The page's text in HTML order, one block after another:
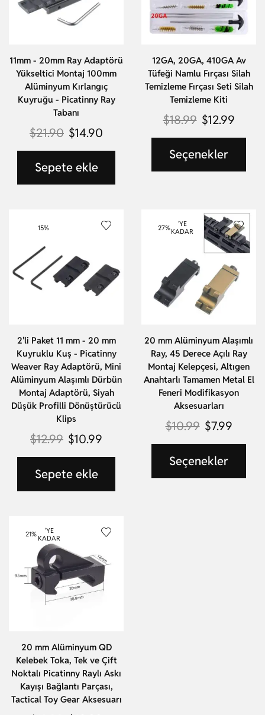
11mm - 20mm Ray Adaptörü
Yükseltici Montaj 100mm
Alüminyum Kırlangıç
Kuyruğu - Picatinny Ray
Tabanı
$21.90 $14.90
Sepete ekle
12GA, 20GA, 410GA Av
Tüfeği Namlu Fırçası Silah
Temizleme Fırçası Seti Silah
Temizleme Kiti
$18.99 $12.99
Seçenekler
15%
2'li Paket 11 mm - 20 mm
Kuyruklu Kuş - Picatinny
Weaver Ray Adaptörü, Mini
Alüminyum Alaşımlı Dürbün
Montaj Adaptörü, Siyah
Düşük Profilli Dönüştürücü
Klips
$12.99 $10.99
Sepete ekle
27%
'YE
KADAR
20 mm Alüminyum Alaşımlı
Ray, 45 Derece Açılı Ray
Montaj Kelepçesi, Altıgen
Anahtarlı Tamamen Metal El
Feneri Modifikasyon
Aksesuarları
$10.99 $7.99
Seçenekler
21%
'YE
KADAR
20 mm Alüminyum QD
Kelebek Toka, Tek ve Çift
Noktalı Picatinny Raylı Askı
Kayışı Bağlantı Parçası,
Tactical Toy Gear Aksesuarı